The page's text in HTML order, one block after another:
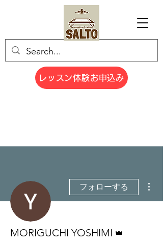
レッスン体験お申込み
フォローする
MORIGUCHI YOSHIMI